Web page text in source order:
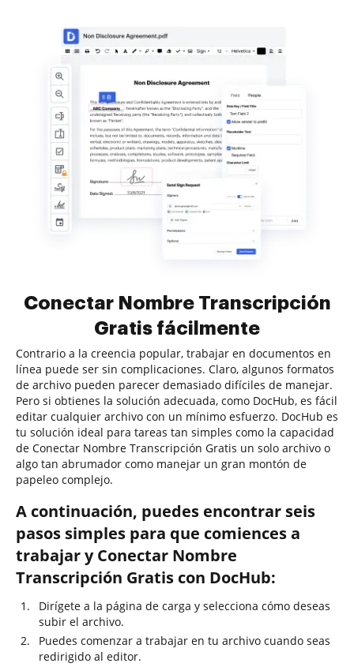
Conectar Nombre Transcripción
Gratis fácilmente
Contrario a la creencia popular, trabajar en documentos en
línea puede ser sin complicaciones. Claro, algunos formatos
de archivo pueden parecer demasiado difíciles de manejar.
Pero si obtienes la solución adecuada, como DocHub, es fácil
editar cualquier archivo con un mínimo esfuerzo. DocHub es
tu solución ideal para tareas tan simples como la capacidad
de Conectar Nombre Transcripción Gratis un solo archivo o
algo tan abrumador como manejar un gran montón de
papeleo complejo.
A continuación, puedes encontrar seis
pasos simples para que comiences a
trabajar y Conectar Nombre
Transcripción Gratis con DocHub:
Dirígete a la página de carga y selecciona cómo deseas
subir el archivo.
Puedes comenzar a trabajar en tu archivo cuando seas
redirigido al editor.